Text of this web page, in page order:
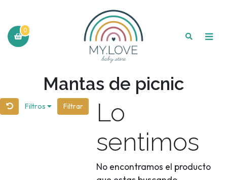
0
Mantas de picnic
Filtros Filtrar
Lo
sentimos
No encontramos el producto